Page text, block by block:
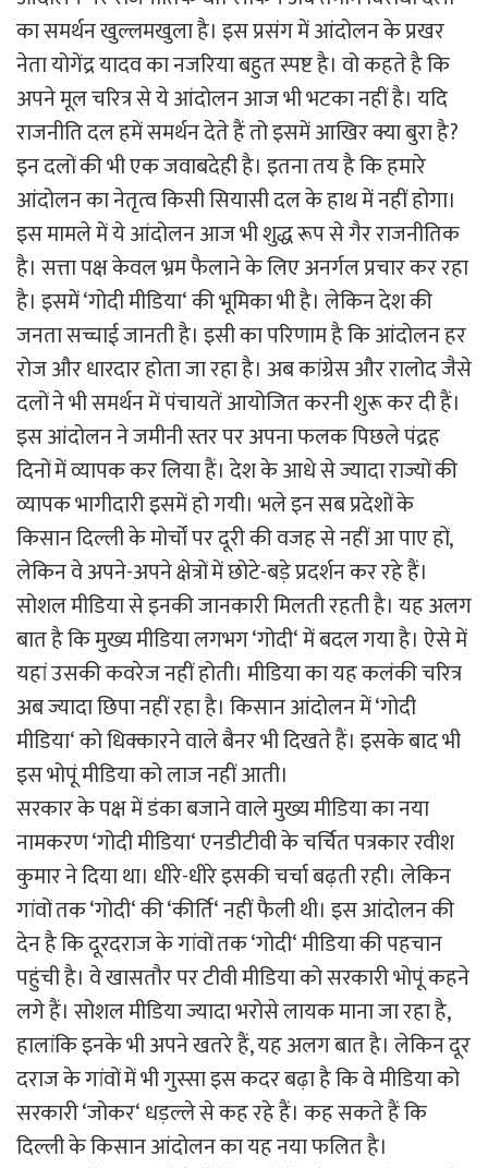
का समर्थन खुल्लमखुला है। इस प्रसंग में आंदोलन के प्रखर
नेता योगेंद्र यादव का नजरिया बहुत स्पष्ट है। वो कहते है कि
अपने मूल चरित्र से ये आंदोलन आज भी भटका नहीं है। यदि
राजनीति दल हमें समर्थन देते हैं तो इसमें आखिर क्या बुरा है?
इन दलों की भी एक जवाबदेही है। इतना तय है कि हमारे
आंदोलन का नेतृत्व किसी सियासी दल के हाथ में नहीं होगा।
इस मामले में ये आंदोलन आज भी शुद्ध रूप से गैर राजनीतिक
है। सत्ता पक्ष केवल भ्रम फैलाने के लिए अनर्गल प्रचार कर रहा
है। इसमें ‘गोदी मीडिया‘ की भूमिका भी है। लेकिन देश की
जनता सच्चाई जानती है। इसी का परिणाम है कि आंदोलन हर
रोज और धारदार होता जा रहा है। अब कांग्रेस और रालोद जैसे
दलों ने भी समर्थन में पंचायतें आयोजित करनी शुरू कर दी हैं।
इस आंदोलन ने जमीनी स्तर पर अपना फलक पिछले पंद्रह
दिनों में व्यापक कर लिया हैं। देश के आधे से ज्यादा राज्यों की
व्यापक भागीदारी इसमें हो गयी। भले इन सब प्रदेशों के
किसान दिल्ली के मोर्चों पर दूरी की वजह से नहीं आ पाए हों,
लेकिन वे अपने-अपने क्षेत्रों में छोटे-बड़े प्रदर्शन कर रहे हैं।
सोशल मीडिया से इनकी जानकारी मिलती रहती है। यह अलग
बात है कि मुख्य मीडिया लगभग ‘गोदी‘ में बदल गया है। ऐसे में
यहां उसकी कवरेज नहीं होती। मीडिया का यह कलंकी चरित्र
अब ज्यादा छिपा नहीं रहा है। किसान आंदोलन में ‘गोदी
मीडिया‘ को धिक्कारने वाले बैनर भी दिखते हैं। इसके बाद भी
इस भोपूं मीडिया को लाज नहीं आती।
सरकार के पक्ष में डंका बजाने वाले मुख्य मीडिया का नया
नामकरण ‘गोदी मीडिया‘ एनडीटीवी के चर्चित पत्रकार रवीश
कुमार ने दिया था। धीरे-धीरे इसकी चर्चा बढ़ती रही। लेकिन
गांवों तक ‘गोदी‘ की ‘कीर्ति‘ नहीं फैली थी। इस आंदोलन की
देन है कि दूरदराज के गांवों तक ‘गोदी‘ मीडिया की पहचान
पहुंची है। वे खासतौर पर टीवी मीडिया को सरकारी भोपूं कहने
लगे हैं। सोशल मीडिया ज्यादा भरोसे लायक माना जा रहा है,
हालांकि इनके भी अपने खतरे हैं, यह अलग बात है। लेकिन दूर
दराज के गांवों में भी गुस्सा इस कदर बढ़ा है कि वे मीडिया को
सरकारी ‘जोकर‘ धड़ल्ले से कह रहे हैं। कह सकते हैं कि
दिल्ली के किसान आंदोलन का यह नया फलित है।